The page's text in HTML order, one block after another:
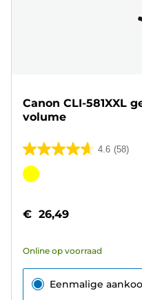
Canon CLI-581XXL
volume
4.6 (58)
4.6
van
sterren.
beoordelingen
Kleurencartridge
€ 26,49
Online op voorraad
Eenmalige